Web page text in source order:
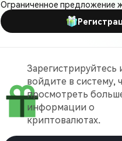
Ограниченное предложение
Зарегистрируйтесь
войдите в систему,
просмотреть
информации о
криптовалютах.